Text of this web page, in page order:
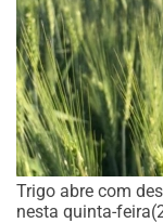
Trigo abre com
nesta quinta-